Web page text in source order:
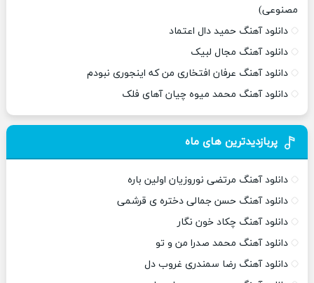
مصنوعی)
دانلود آهنگ حمید دال اعتماد
دانلود آهنگ مجال لبیک
دانلود آهنگ عرفان افتخاری من که اینجوری نبودم
دانلود آهنگ محمد میوه چیان آهای فلک
پربازدیدترین های ماه
دانلود آهنگ مرتضی نوروزیان اولین باره
دانلود آهنگ حسن جمالی دختره ی قرشمی
دانلود آهنگ چکاد خون نگار
دانلود آهنگ محمد صدرا من و تو
دانلود آهنگ رضا سمندری غروب دل